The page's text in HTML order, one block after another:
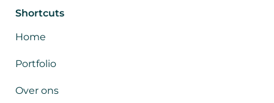
Shortcuts
Home
Portfolio
Over ons